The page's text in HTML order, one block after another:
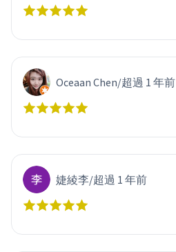
Oceaan Chen/超過 1 年前
婕綾李/超過 1 年前